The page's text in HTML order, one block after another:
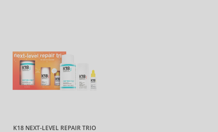
K18 NEXT-LEVEL REPAIR TRIO